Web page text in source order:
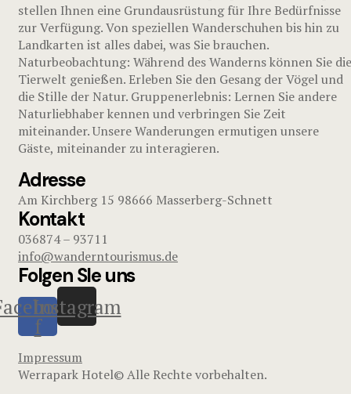
stellen Ihnen eine Grundausrüstung für Ihre Bedürfnisse
zur Verfügung. Von speziellen Wanderschuhen bis hin zu
Landkarten ist alles dabei, was Sie brauchen.
Naturbeobachtung: Während des Wanderns können Sie die
Tierwelt genießen. Erleben Sie den Gesang der Vögel und
die Stille der Natur. Gruppenerlebnis: Lernen Sie andere
Naturliebhaber kennen und verbringen Sie Zeit
miteinander. Unsere Wanderungen ermutigen unsere
Gäste, miteinander zu interagieren.
Adresse
Am Kirchberg 15 98666 Masserberg-Schnett
Kontakt
036874 – 93711
info@wanderntourismus.de
Folgen SIe uns
f
Instagram
Impressum
Werrapark Hotel© Alle Rechte vorbehalten.